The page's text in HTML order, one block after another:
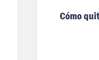
Cómo